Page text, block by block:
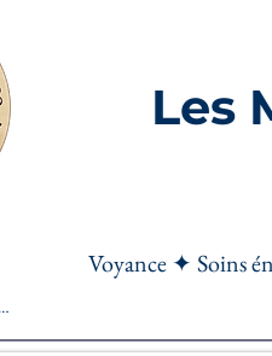
Les
Voyance ✦ Soins